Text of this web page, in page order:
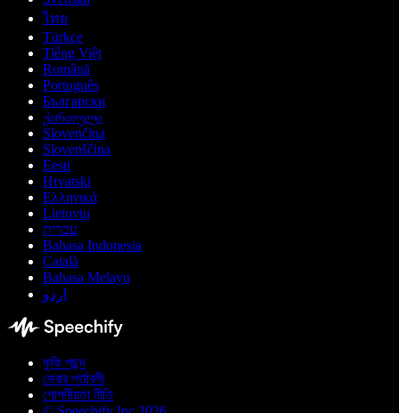
ไทย
Türkçe
Tiếng Việt
Română
Português
Български
ქართული
Slovenčina
Slovenščina
Eesti
Hrvatski
Ελληνικά
Lietuvių
עברית
Bahasa Indonesia
Català
Bahasa Melayu
اردو
কুকি পছন্দ
সেবার শর্তাবলী
গোপনীয়তা নীতি